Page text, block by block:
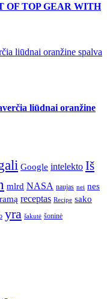
OF TOP GEAR WITH
liūdnai oranžine spalva
liūdnai oranžine
Google intelekto Iš
mlrd NASA naujas nei nes
receptas Recipe sako
yra šakutė šoninė